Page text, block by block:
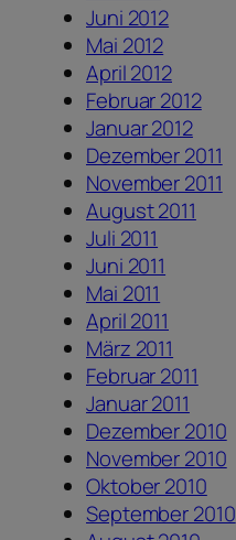
Juni 2012
Mai 2012
April 2012
Februar 2012
Januar 2012
Dezember 2011
November 2011
August 2011
Juli 2011
Juni 2011
Mai 2011
April 2011
März 2011
Februar 2011
Januar 2011
Dezember 2010
November 2010
Oktober 2010
September 2010